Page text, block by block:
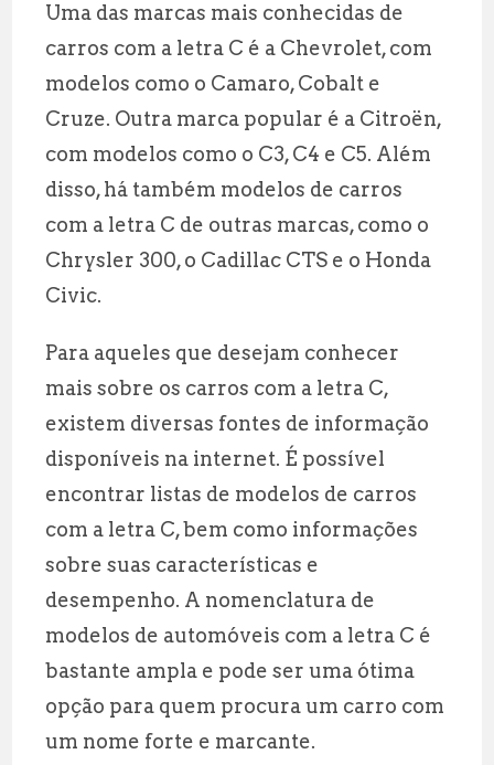
Uma das marcas mais conhecidas de
carros com a letra C é a Chevrolet, com
modelos como o Camaro, Cobalt e
Cruze. Outra marca popular é a Citroën,
com modelos como o C3, C4 e C5. Além
disso, há também modelos de carros
com a letra C de outras marcas, como o
Chrysler 300, o Cadillac CTS e o Honda
Civic.
Para aqueles que desejam conhecer
mais sobre os carros com a letra C,
existem diversas fontes de informação
disponíveis na internet. É possível
encontrar listas de modelos de carros
com a letra C, bem como informações
sobre suas características e
desempenho. A nomenclatura de
modelos de automóveis com a letra C é
bastante ampla e pode ser uma ótima
opção para quem procura um carro com
um nome forte e marcante.